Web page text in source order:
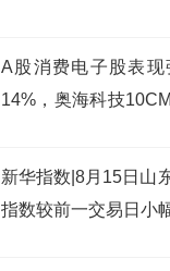
A股消费电子股表现
14%，奥海科技
尔股份、福立旺、
研科技涨超7%
新华指数|8月15日山
指数较前一交易日小